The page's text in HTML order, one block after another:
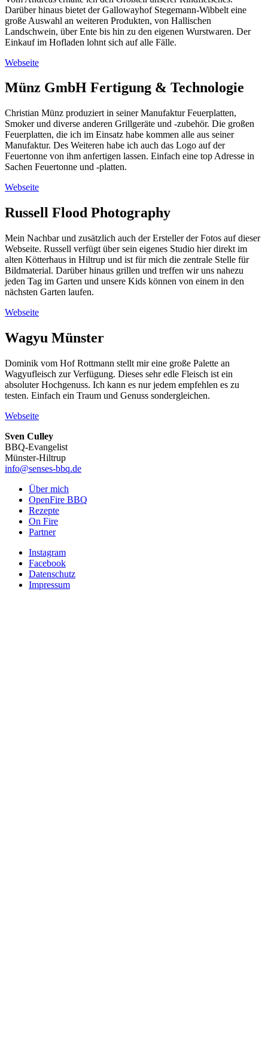
Darüber hinaus bietet der Gallowayhof Stegemann-Wibbelt eine
große Auswahl an weiteren Produkten, von Hallischen
Landschwein, über Ente bis hin zu den eigenen Wurstwaren. Der
Einkauf im Hofladen lohnt sich auf alle Fälle.
Webseite
Münz GmbH Fertigung & Technologie
Christian Münz produziert in seiner Manufaktur Feuerplatten,
Smoker und diverse anderen Grillgeräte und -zubehör. Die großen
Feuerplatten, die ich im Einsatz habe kommen alle aus seiner
Manufaktur. Des Weiteren habe ich auch das Logo auf der
Feuertonne von ihm anfertigen lassen. Einfach eine top Adresse in
Sachen Feuertonne und -platten.
Webseite
Russell Flood Photography
Mein Nachbar und zusätzlich auch der Ersteller der Fotos auf dieser
Webseite. Russell verfügt über sein eigenes Studio hier direkt im
alten Kötterhaus in Hiltrup und ist für mich die zentrale Stelle für
Bildmaterial. Darüber hinaus grillen und treffen wir uns nahezu
jeden Tag im Garten und unsere Kids können von einem in den
nächsten Garten laufen.
Webseite
Wagyu Münster
Dominik vom Hof Rottmann stellt mir eine große Palette an
Wagyufleisch zur Verfügung. Dieses sehr edle Fleisch ist ein
absoluter Hochgenuss. Ich kann es nur jedem empfehlen es zu
testen. Einfach ein Traum und Genuss sondergleichen.
Webseite
Sven Culley
BBQ-Evangelist
Münster-Hiltrup
info@senses-bbq.de
Über mich
OpenFire BBQ
Rezepte
On Fire
Partner
Instagram
Facebook
Datenschutz
Impressum